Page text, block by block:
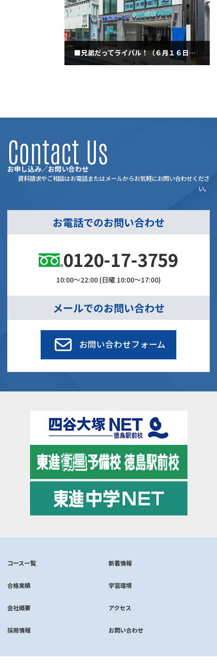
■兄弟だってライバル！（６月１６日火曜日）
お申し込み／お問い合わせ
Contact Us
資料請求やご相談はお電話またはメールからお気軽にお問い合わせくださ
い。
お電話でのお問い合わせ
0120-17-3759
10:00～22:00 (日曜 10:00～17:00)
メールでのお問い合わせ
お問い合わせフォーム
コース一覧 新着情報
合格実績 学習環境
会社概要 アクセス
採用情報 お問い合わせ